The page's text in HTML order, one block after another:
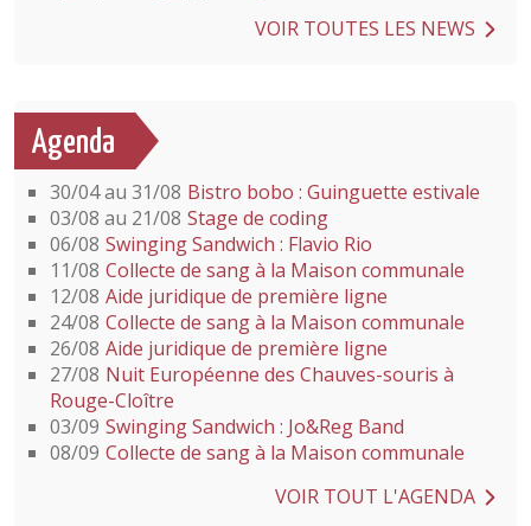
VOIR TOUTES LES NEWS
Agenda
30/04 au 31/08 Bistro bobo : Guinguette estivale
03/08 au 21/08 Stage de coding
06/08 Swinging Sandwich : Flavio Rio
11/08 Collecte de sang à la Maison communale
12/08 Aide juridique de première ligne
24/08 Collecte de sang à la Maison communale
26/08 Aide juridique de première ligne
27/08 Nuit Européenne des Chauves-souris à
Rouge-Cloître
03/09 Swinging Sandwich : Jo&Reg Band
08/09 Collecte de sang à la Maison communale
VOIR TOUT L'AGENDA